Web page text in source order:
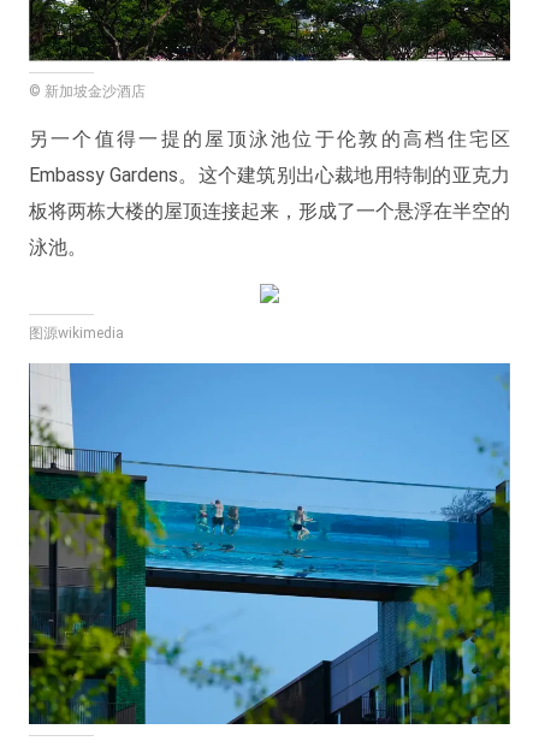
© 新加坡金沙酒店
另一个值得一提的屋顶泳池位于伦敦的高档住宅区
Embassy Gardens。这个建筑别出心裁地用特制的亚克力
板将两栋大楼的屋顶连接起来，形成了一个悬浮在半空的
泳池。
图源wikimedia